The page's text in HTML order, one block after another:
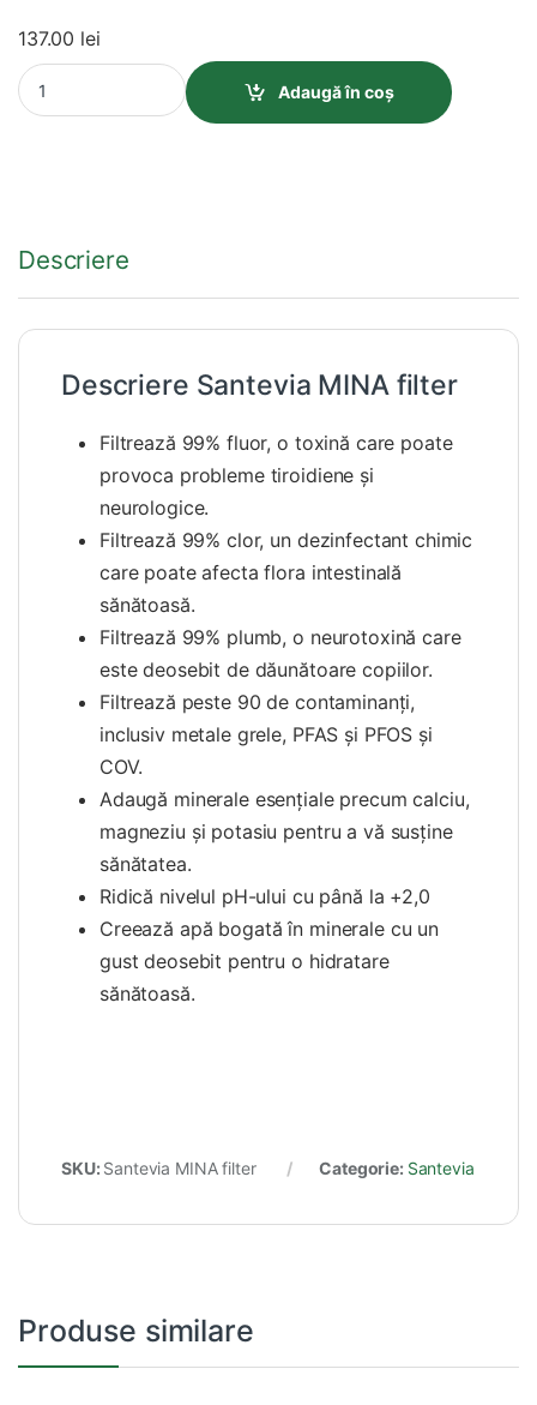
137.00 lei
Santevia MINA filter quantity
Adaugă în coș
Descriere
Descriere Santevia MINA filter
Filtrează 99% fluor, o toxină care poate
provoca probleme tiroidiene și
neurologice.
Filtrează 99% clor, un dezinfectant chimic
care poate afecta flora intestinală
sănătoasă.
Filtrează 99% plumb, o neurotoxină care
este deosebit de dăunătoare copiilor.
Filtrează peste 90 de contaminanți,
inclusiv metale grele, PFAS și PFOS și
COV.
Adaugă minerale esențiale precum calciu,
magneziu și potasiu pentru a vă susține
sănătatea.
Ridică nivelul pH-ului cu până la +2,0
Creează apă bogată în minerale cu un
gust deosebit pentru o hidratare
sănătoasă.
SKU: Santevia MINA filter Categorie: Santevia
Produse similare